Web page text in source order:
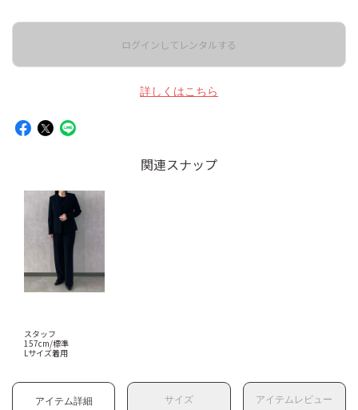
ログインしてレンタルする
詳しくはこちら
関連スナップ
スタッフ
157cm/標準
Lサイズ着用
アイテム詳細 サイズ アイテムレビュー